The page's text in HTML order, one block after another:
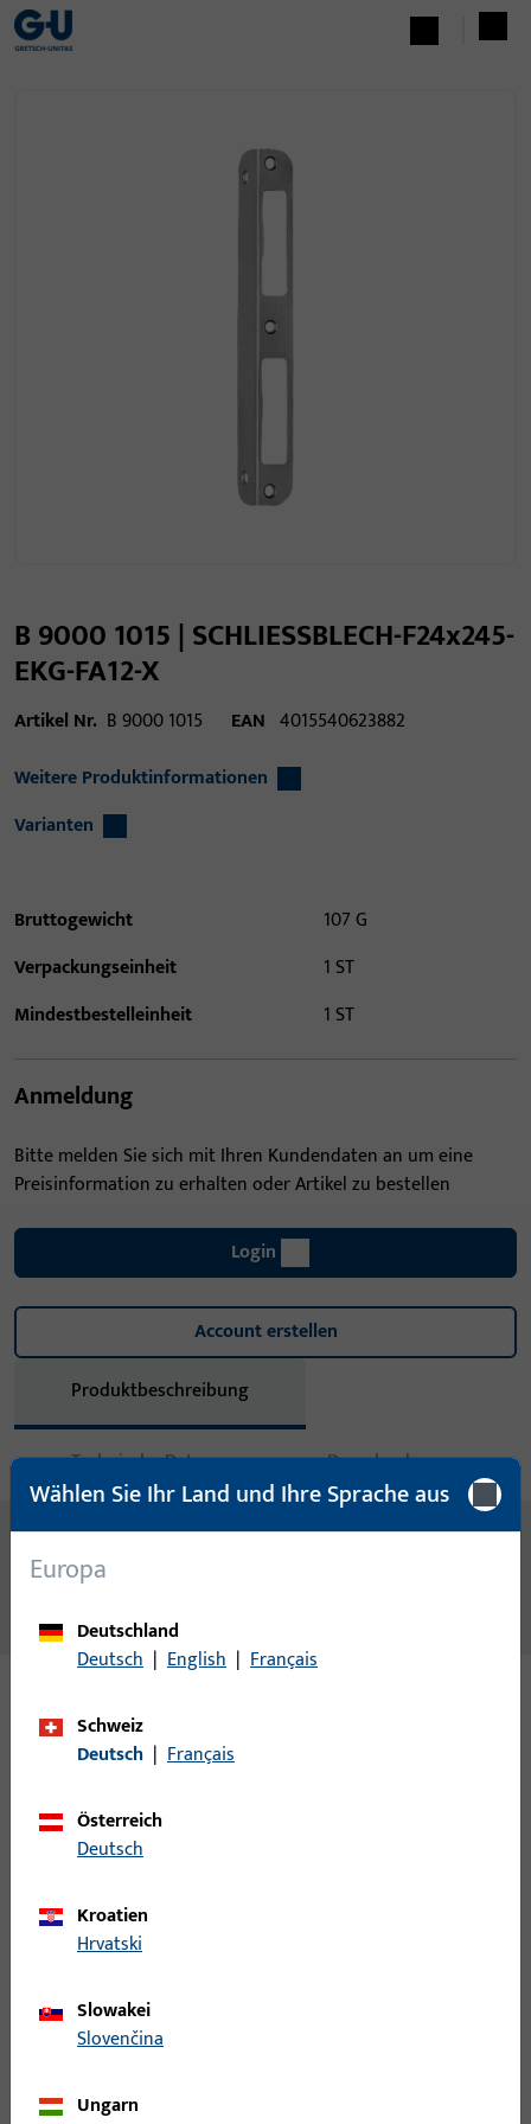
B 9000 1015 | SCHLIESSBLECH-F24x245-
EKG-FA12-X
Artikel Nr. B 9000 1015 EAN 4015540623882
Weitere Produktinformationen
Varianten
Bruttogewicht
107 G
Verpackungseinheit
1 ST
Mindestbestelleinheit
1 ST
Anmeldung
Bitte melden Sie sich mit Ihren Kundendaten an um eine
Preisinformation zu erhalten oder Artikel zu bestellen
Login
Account erstellen
Produktbeschreibung
Technische Daten Downloads
Inhalt
SCHLIESSBLECH 245 X 24 X 3 MM, NICHTR. STAHL, ECKIG,
Varianten
LAPPENSCHLIESSBLECH, DIN LS, AUS NICHTROST.STAHL,ECKIG,
B 9000 0196 | SCHLIESSBLECH-R-
L28/43x200x1,5-EKG
Wählen Sie Ihr Land und Ihre Sprache aus
Europa
Deutschland
Deutsch | English | Français
Schweiz
Deutsch | Français
Österreich
Deutsch
Kroatien
Hrvatski
Slowakei
Slovenčina
Ungarn